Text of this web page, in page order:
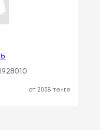
от 2058 тенге